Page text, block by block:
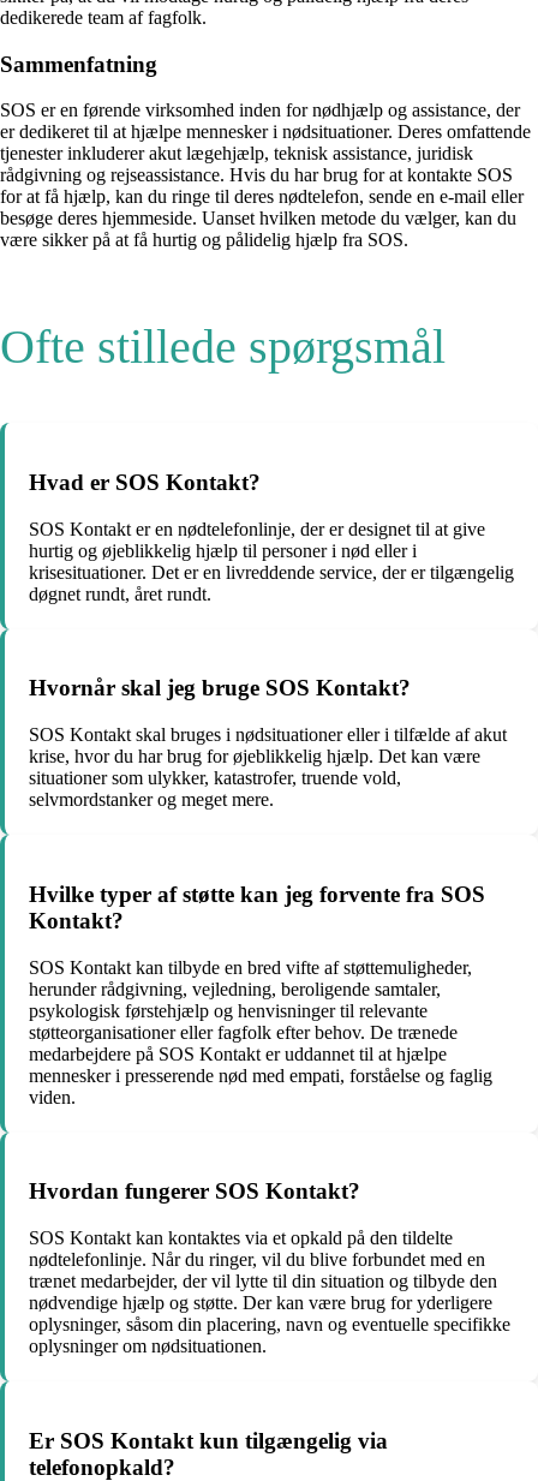
dedikerede team af fagfolk.
Sammenfatning
SOS er en førende virksomhed inden for nødhjælp og assistance, der
er dedikeret til at hjælpe mennesker i nødsituationer. Deres omfattende
tjenester inkluderer akut lægehjælp, teknisk assistance, juridisk
rådgivning og rejseassistance. Hvis du har brug for at kontakte SOS
for at få hjælp, kan du ringe til deres nødtelefon, sende en e-mail eller
besøge deres hjemmeside. Uanset hvilken metode du vælger, kan du
være sikker på at få hurtig og pålidelig hjælp fra SOS.
Ofte stillede spørgsmål
Hvad er SOS Kontakt?
SOS Kontakt er en nødtelefonlinje, der er designet til at give
hurtig og øjeblikkelig hjælp til personer i nød eller i
krisesituationer. Det er en livreddende service, der er tilgængelig
døgnet rundt, året rundt.
Hvornår skal jeg bruge SOS Kontakt?
SOS Kontakt skal bruges i nødsituationer eller i tilfælde af akut
krise, hvor du har brug for øjeblikkelig hjælp. Det kan være
situationer som ulykker, katastrofer, truende vold,
selvmordstanker og meget mere.
Hvilke typer af støtte kan jeg forvente fra SOS
Kontakt?
SOS Kontakt kan tilbyde en bred vifte af støttemuligheder,
herunder rådgivning, vejledning, beroligende samtaler,
psykologisk førstehjælp og henvisninger til relevante
støtteorganisationer eller fagfolk efter behov. De trænede
medarbejdere på SOS Kontakt er uddannet til at hjælpe
mennesker i presserende nød med empati, forståelse og faglig
viden.
Hvordan fungerer SOS Kontakt?
SOS Kontakt kan kontaktes via et opkald på den tildelte
nødtelefonlinje. Når du ringer, vil du blive forbundet med en
trænet medarbejder, der vil lytte til din situation og tilbyde den
nødvendige hjælp og støtte. Der kan være brug for yderligere
oplysninger, såsom din placering, navn og eventuelle specifikke
oplysninger om nødsituationen.
Er SOS Kontakt kun tilgængelig via
telefonopkald?